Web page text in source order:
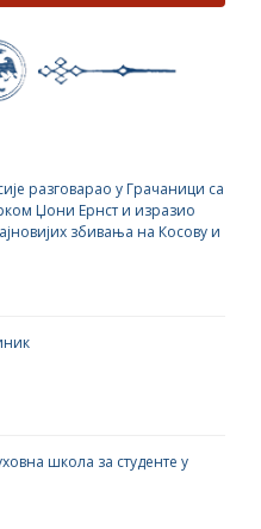
разговарао у Грачаници са
Џони Ернст и изразио
збивања на Косову и
школа за студенте у